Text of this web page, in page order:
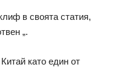
в своята статия,
„.
като един от